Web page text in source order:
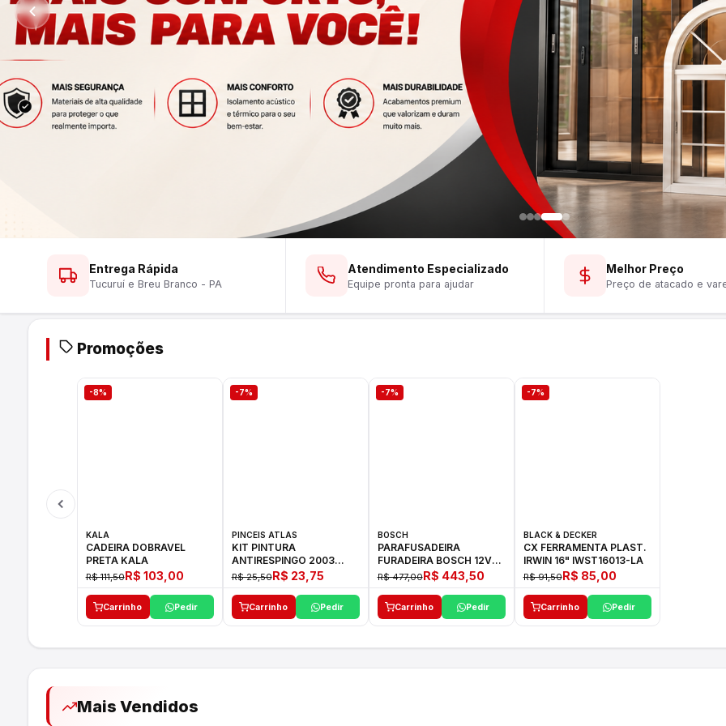
Ver Lustres WhatsApp
Ver Ferramentas WhatsApp
Ver Tintas WhatsApp
Entrega Rápida
Tucuruí e Breu Branco - PA
Atendimento Especializado
Equipe pronta para ajudar
Melhor Preço
Preço de atacado e
Promoções
-8%
KALA
CADEIRA DOBRAVEL
PRETA KALA
R$ 111,50R$ 103,00
Carrinho Pedir
-7%
PINCEIS ATLAS
KIT PINTURA
ANTIRESPINGO 2003
ATLAS 03 PCS
R$ 25,50R$ 23,75
Carrinho Pedir
-7%
BOSCH
PARAFUSADEIRA
FURADEIRA BOSCH 12V
GSR 1000 SMART
R$ 477,00R$ 443,50
Carrinho Pedir
-7%
BLACK & DECKER
CX FERRAMENTA PLAST.
IRWIN 16" IWST16013-LA
R$ 91,50R$ 85,00
Carrinho Pedir
Mais Vendidos